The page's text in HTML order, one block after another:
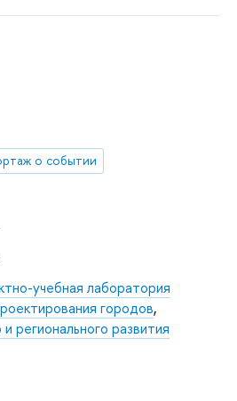
о событии
учебная лаборатория
городов,
регионального развития